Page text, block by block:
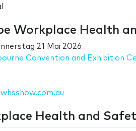
Workplace Health
21 Mai 2026
Convention and Exhibition
whsshow.com.au
Health and